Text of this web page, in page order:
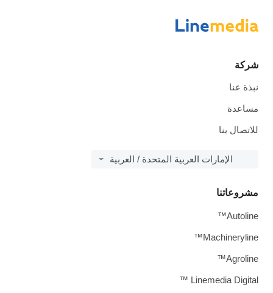
شركة
نبذة عنا
مساعدة
للاتصال بنا
الإمارات العربية المتحدة / العربية
مشروعاتنا
Autoline™
Machineryline™
Agroline™
Linemedia Digital ™